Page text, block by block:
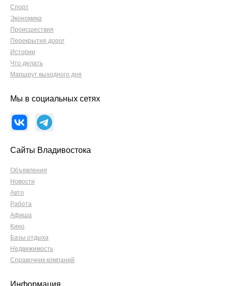
Спорт
Экономика
Происшествия
Перекрытия дорог
Истории
Что делать
Маршрут выходного дня
Мы в социальных сетях
Сайты Владивостока
Объявления
Новости
Авто
Работа
Афиша
Кино
Базы отдыха
Недвижимость
Справочник компаний